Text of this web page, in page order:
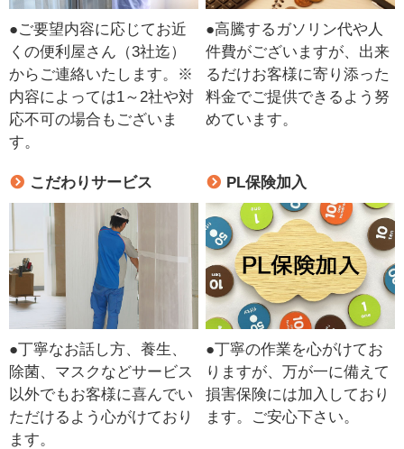
●ご要望内容に応じてお近
くの便利屋さん（3社迄）
からご連絡いたします。※
内容によっては1～2社や対
応不可の場合もございま
す。
●高騰するガソリン代や人
件費がございますが、出来
るだけお客様に寄り添った
料金でご提供できるよう努
めています。
こだわりサービス
●丁寧なお話し方、養生、
除菌、マスクなどサービス
以外でもお客様に喜んでい
ただけるよう心がけており
ます。
PL保険加入
●丁寧の作業を心がけてお
りますが、万が一に備えて
損害保険には加入しており
ます。ご安心下さい。